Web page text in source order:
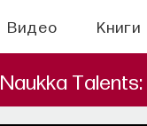
Видео Книги
Naukka Talents: